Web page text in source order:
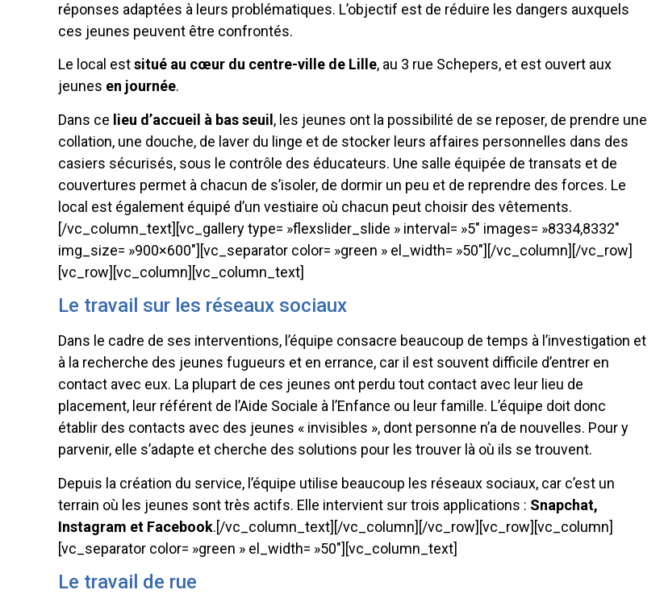
réponses adaptées à leurs problématiques. L’objectif est de réduire les dangers auxquels
ces jeunes peuvent être confrontés.
Le local estsitué au cœur du centre-ville de Lille, au 3 rue Schepers, et est ouvert aux
jeunes en journée.
Dans ce lieu d’accueil à bas seuil, les jeunes ont la possibilité de se reposer, de prendre une
collation, une douche, de laver du linge et de stocker leurs affaires personnelles dans des
casiers sécurisés, sous le contrôle des éducateurs. Une salle équipée de transats et de
couvertures permet à chacun de s’isoler, de dormir un peu et de reprendre des forces. Le
local est également équipé d’un vestiaire où chacun peut choisir des vêtements.
[/vc_column_text][vc_gallery type= »flexslider_slide » interval= »5″ images= »8334,8332″
img_size= »900×600″][vc_separator color= »green » el_width= »50″][/vc_column][/vc_row]
[vc_row][vc_column][vc_column_text]
Le travail sur les réseaux sociaux
Dans le cadre de ses interventions, l’équipe consacre beaucoup de temps à l’investigation et
à la recherche des jeunes fugueurs et en errance, car il est souvent difficile d’entrer en
contact avec eux. La plupart de ces jeunes ont perdu tout contact avec leur lieu de
placement, leur référent de l’Aide Sociale à l’Enfance ou leur famille. L’équipe doit donc
établir des contacts avec des jeunes « invisibles », dont personne n’a de nouvelles. Pour y
parvenir, elle s’adapte et cherche des solutions pour les trouver là où ils se trouvent.
Depuis la création du service, l’équipe utilise beaucoup les réseaux sociaux, car c’est un
terrain où les jeunes sont très actifs. Elle intervient sur trois applications : Snapchat,
Instagram et Facebook.[/vc_column_text][/vc_column][/vc_row][vc_row][vc_column]
[vc_separator color= »green » el_width= »50″][vc_column_text]
Le travail de rue